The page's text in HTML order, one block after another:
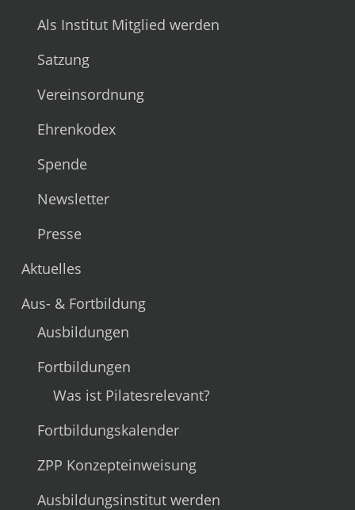
Als Institut Mitglied werden
Satzung
Vereinsordnung
Ehrenkodex
Spende
Newsletter
Presse
Aktuelles
Aus- & Fortbildung
Ausbildungen
Fortbildungen
Was ist Pilatesrelevant?
Fortbildungskalender
ZPP Konzepteinweisung
Ausbildungsinstitut werden